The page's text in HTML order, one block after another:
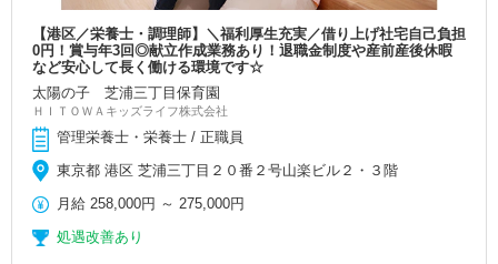
【港区／栄養士・調理師】＼福利厚生充実／借り上げ社宅自己負担
0円！賞与年3回◎献立作成業務あり！退職金制度や産前産後休暇
など安心して長く働ける環境です☆
太陽の子 芝浦三丁目保育園
ＨＩＴＯＷＡキッズライフ株式会社
管理栄養士・栄養士 / 正職員
東京都 港区 芝浦三丁目２０番２号山楽ビル２・３階
月給 258,000円 ～ 275,000円
処遇改善あり